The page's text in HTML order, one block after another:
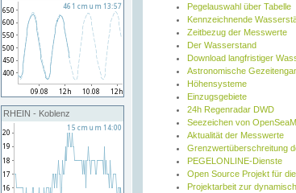
RHEIN - Koblenz
Pegelauswahl über Tabelle
Kennzeichnende
Zeitbezug der Messwerte
Der Wasserstand
Download langfristiger
Astronomische
Höhensysteme
Einzugsgebiete
24h Regenradar DWD
Seezeichen von
Aktualität der Messwerte
Grenzwertüberschreitung
PEGELONLINE-Dienste
Open Source Projekt für
Projektarbeit zur